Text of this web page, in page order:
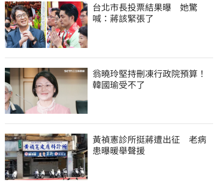
台北市長投票結果曝　她驚
喊：蔣該緊張了
翁曉玲堅持刪凍行政院預算！
韓國瑜受不了
黃禎憲診所挺蔣遭出征　老病
患曝暖舉聲援